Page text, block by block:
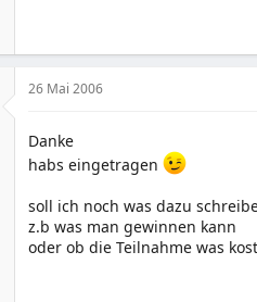
26 Mai 2006
Danke
habs eingetragen
soll ich noch was dazu
z.b was man gewinnen kann
oder ob die Teilnahme was